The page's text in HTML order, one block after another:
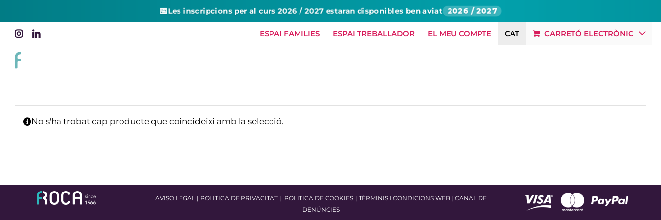
📅Les inscripcions per al curs 2026 / 2027 estaran disponibles ben aviat 2026 / 2027
content
InstagramLinkedIn ESPAI FAMILIES ESPAI TREBALLADOR EL MEU COMPTE CAT CARRETÓ ELECTRÒNIC
No s'ha trobat cap producte que coincideixi amb la selecció.
AVISO LEGAL | POLITICA DE PRIVACITAT | POLITICA DE COOKIES | TÈRMINIS I CONDICIONS WEB |CANAL DE
DENÚNCIES